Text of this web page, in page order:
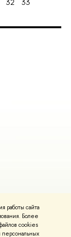
работы сайта
Более
cookies
персональных
32 33